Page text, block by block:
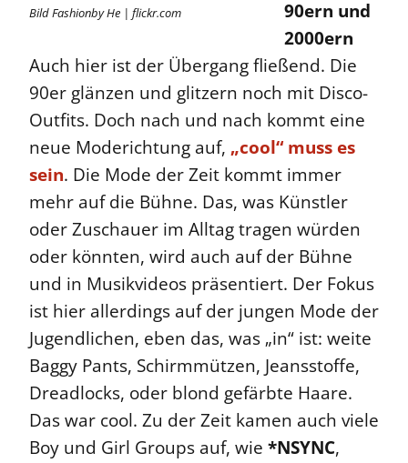
Bild Fashionby He | flickr.com
90ern und
2000ern
Auch hier ist der Übergang fließend. Die
90er glänzen und glitzern noch mit Disco-
Outfits. Doch nach und nach kommt eine
neue Moderichtung auf, „cool“ muss es
sein. Die Mode der Zeit kommt immer
mehr auf die Bühne. Das, was Künstler
oder Zuschauer im Alltag tragen würden
oder könnten, wird auch auf der Bühne
und in Musikvideos präsentiert. Der Fokus
ist hier allerdings auf der jungen Mode der
Jugendlichen, eben das, was „in“ ist: weite
Baggy Pants, Schirmmützen, Jeansstoffe,
Dreadlocks, oder blond gefärbte Haare.
Das war cool. Zu der Zeit kamen auch viele
Boy und Girl Groups auf, wie *NSYNC,